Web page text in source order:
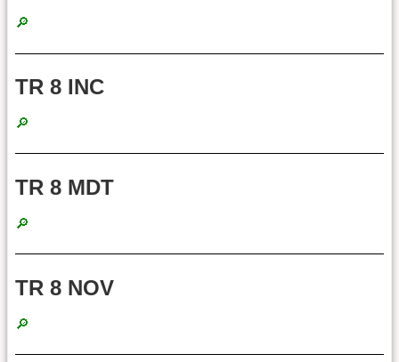
🔎
TR 8 INC
🔎
TR 8 MDT
🔎
TR 8 NOV
🔎